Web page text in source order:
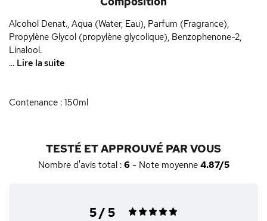
Alcohol Denat., Aqua (Water, Eau), Parfum (Fragrance),
Propylène Glycol (propylène glycolique), Benzophenone-2,
Linalool.
... Lire la suite
Contenance : 150ml
TESTÉ ET APPROUVÉ PAR VOUS
Nombre d'avis total : 6- Note moyenne 4.87/5
5 / 5